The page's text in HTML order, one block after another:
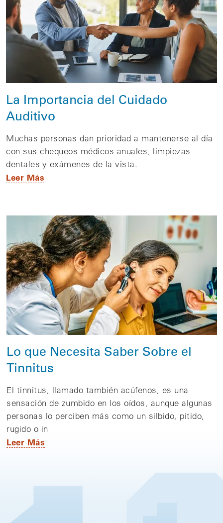
La Importancia del Cuidado
Auditivo
Muchas personas dan prioridad a mantenerse al día
con sus chequeos médicos anuales, limpiezas
dentales y exámenes de la vista.
Leer Más
Lo que Necesita Saber Sobre el
Tinnitus
El tinnitus, llamado también acúfenos, es una
sensación de zumbido en los oídos, aunque algunas
personas lo perciben más como un silbido, pitido,
rugido o in
Leer Más